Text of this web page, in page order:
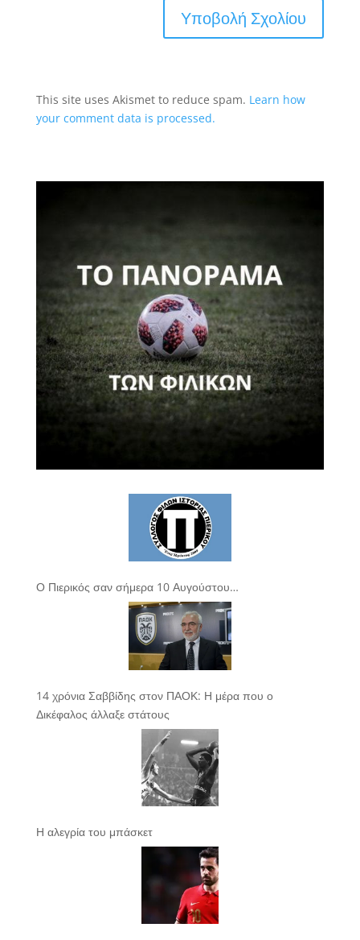
This site uses Akismet to reduce spam. Learn how
your comment data is processed.
Ο Πιερικός σαν σήμερα 10 Αυγούστου…
14 χρόνια Σαββίδης στον ΠΑΟΚ: Η μέρα που ο
Δικέφαλος άλλαξε στάτους
Η αλεγρία του μπάσκετ